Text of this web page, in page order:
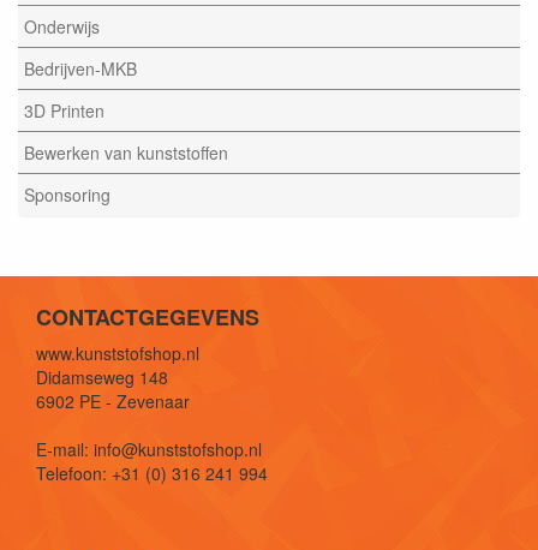
Onderwijs
Bedrijven-MKB
3D Printen
Bewerken van kunststoffen
Sponsoring
CONTACTGEGEVENS
www.kunststofshop.nl
Didamseweg 148
6902 PE - Zevenaar
E-mail: info@kunststofshop.nl
Telefoon: +31 (0) 316 241 994